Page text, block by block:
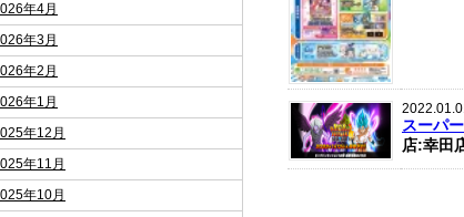
スーパ
店:幸田
年4月
年3月
年2月
年1月
年12月
年11月
年10月